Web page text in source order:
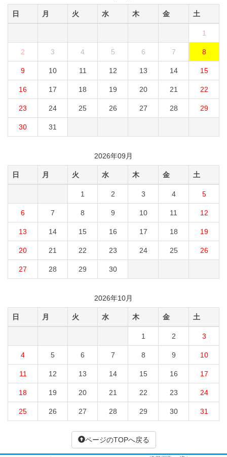
日 月 火 水 木 金 土
1
2 3 4 5 6 7 8
9 10 11 12 13 14 15
16 17 18 19 20 21 22
23 24 25 26 27 28 29
30 31
2026年09月
日 月 火 水 木 金 土
1 2 3 4 5
6 7 8 9 10 11 12
13 14 15 16 17 18 19
20 21 22 23 24 25 26
27 28 29 30
2026年10月
日 月 火 水 木 金 土
1 2 3
4 5 6 7 8 9 10
11 12 13 14 15 16 17
18 19 20 21 22 23 24
25 26 27 28 29 30 31
ページのTOPへ戻る